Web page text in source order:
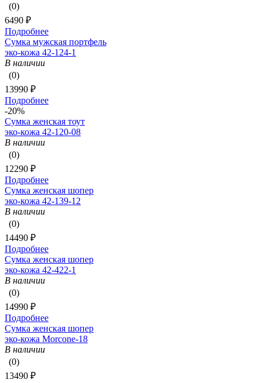
(0)
6490 ₽
Подробнее
Сумка мужская портфель
эко-кожа 42-124-1
В наличии
(0)
13990 ₽
Подробнее
-20%
Сумка женская тоут
эко-кожа 42-120-08
В наличии
(0)
12290 ₽
Подробнее
Сумка женская шопер
эко-кожа 42-139-12
В наличии
(0)
14490 ₽
Подробнее
Сумка женская шопер
эко-кожа 42-422-1
В наличии
(0)
14990 ₽
Подробнее
Сумка женская шопер
эко-кожа Morcone-18
В наличии
(0)
13490 ₽